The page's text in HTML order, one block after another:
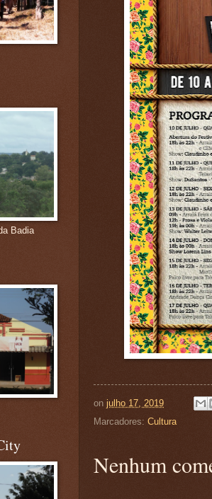
on julho 17, 2019
Marcadores: Cultura
Nenhum
Badia